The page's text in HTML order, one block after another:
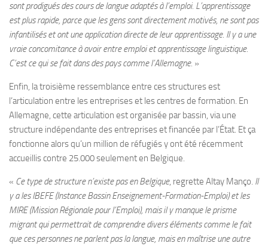
sont prodigués des cours de langue adaptés à l’emploi. L’apprentissage
est plus rapide, parce que les gens sont directement motivés, ne sont pas
infantilisés et ont une application directe de leur apprentissage. Il y a une
vraie concomitance à avoir entre emploi et apprentissage linguistique.
C’est ce qui se fait dans des pays comme l’Allemagne. »
Enfin, la troisième ressemblance entre ces structures est
l’articulation entre les entreprises et les centres de formation. En
Allemagne, cette articulation est organisée par bassin, via une
structure indépendante des entreprises et financée par l’État. Et ça
fonctionne alors qu’un million de réfugiés y ont été récemment
accueillis contre 25.000 seulement en Belgique.
« Ce type de structure n’existe pas en Belgique, regrette Altay Manço. Il
y a les IBEFE (Instance Bassin Enseignement-Formation-Emploi) et les
MIRE (Mission Régionale pour l’Emploi), mais il y manque le prisme
migrant qui permettrait de comprendre divers éléments comme le fait
que ces personnes ne parlent pas la langue, mais en maîtrise une autre